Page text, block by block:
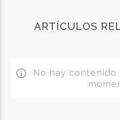
ARTÍCULOS
info_outline No hay contenido